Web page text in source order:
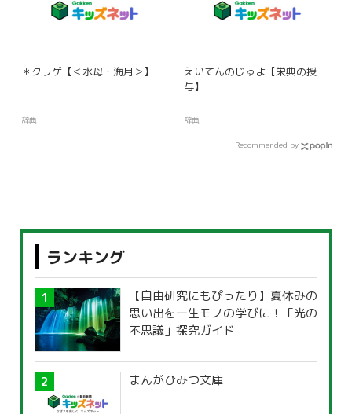
＊クラゲ【＜水母・海月＞】
辞典
えいてんのじゅよ【栄典の授
与】
辞典
Recommended by
ランキング
【自由研究にもぴったり】夏休みの
思い出を一生モノの学びに！「光の
不思議」探究ガイド
まんがひみつ文庫